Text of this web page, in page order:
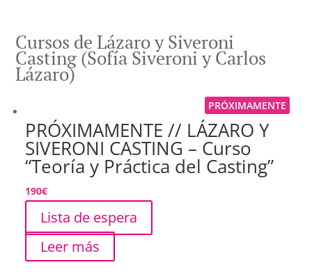
Cursos de Lázaro y Siveroni
Casting (Sofía Siveroni y Carlos
Lázaro)
PRÓXIMAMENTE
PRÓXIMAMENTE // LÁZARO Y
SIVERONI CASTING – Curso
“Teoría y Práctica del Casting”
190€
Lista de espera
Leer más